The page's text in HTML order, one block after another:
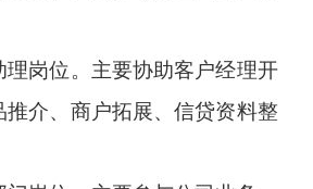
理岗位。主要协助客户经理开
推介、商户拓展、信贷资料整